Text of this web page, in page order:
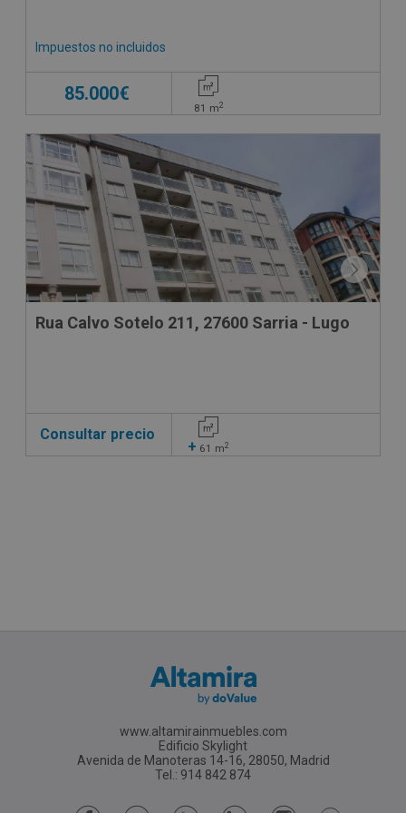
Impuestos no incluidos
85.000€
81 m2
Rua Calvo Sotelo 211, 27600 Sarria - Lugo
Consultar precio
+ 61 m2
www.altamirainmuebles.com
Edificio Skylight
Avenida de Manoteras 14-16, 28050, Madrid
Tel.: 914 842 874